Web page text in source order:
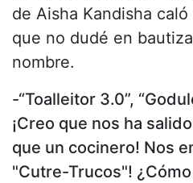
de Aisha Kandisha
que no dudé en
nombre.
-“Toalleitor 3.0”,
¡Creo que nos ha
que un cocinero! Nos
"Cutre-Trucos"!